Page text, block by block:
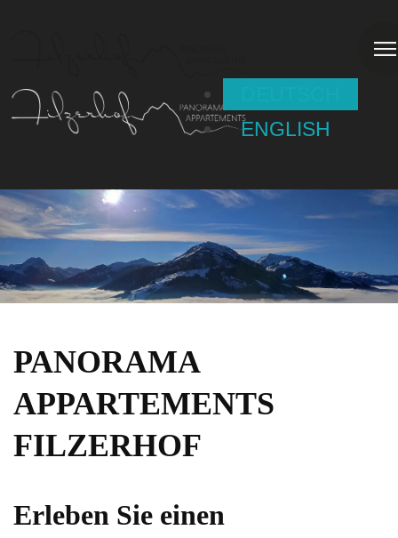
ENGLISH
PANORAMA
APPARTEMENTS
FILZERHOF
Erleben Sie einen